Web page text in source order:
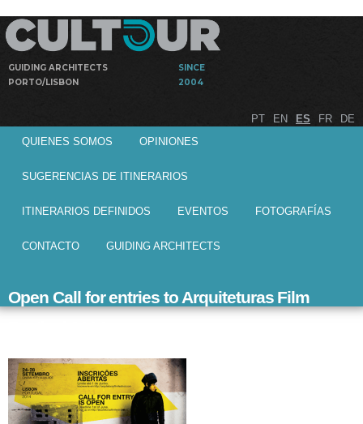
Pasar al
contenido
principal
GUIDING ARCHITECTS
PORTO/LISBON
SINCE
2004
Cultour
guiadas por
arquitectos
PT EN ES FR DE
QUIENES SOMOS OPINIONES
SUGERENCIAS DE ITINERARIOS
ITINERARIOS DEFINIDOS EVENTOS FOTOGRAFÍAS
CONTACTO GUIDING ARCHITECTS
Open Call for entries to Arquiteturas Film